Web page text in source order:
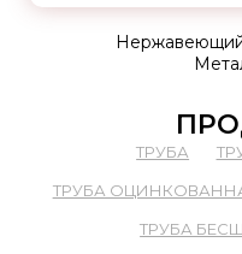
ТРУБА
ТРУБА
ТРУБА